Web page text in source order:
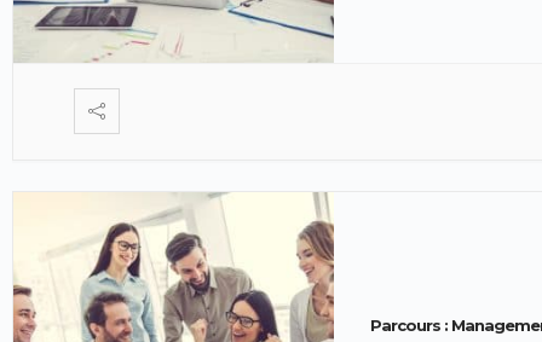
Parcours :